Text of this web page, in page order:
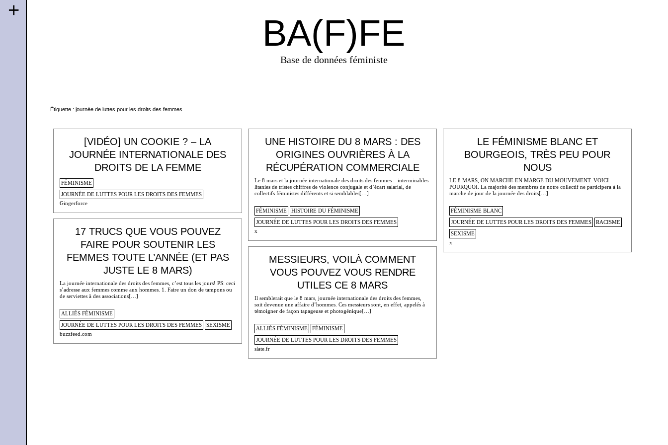
BA(F)FE
Base de données féministe
+
Étiquette : journée de luttes pour les droits des femmes
[VIDÉO] UN COOKIE ? – LA
JOURNÉE INTERNATIONALE DES
DROITS DE LA FEMME
FÉMINISME
JOURNÉE DE LUTTES POUR LES DROITS DES FEMMES
Gingerforce
UNE HISTOIRE DU 8 MARS : DES
ORIGINES OUVRIÈRES À LA
RÉCUPÉRATION COMMERCIALE
Le 8 mars et la journée internationale des droits des femmes : interminables
litanies de tristes chiffres de violence conjugale et d’écart salarial, de
collectifs féministes différents et si semblables[…]
FÉMINISME
HISTOIRE DU FÉMINISME
JOURNÉE DE LUTTES POUR LES DROITS DES FEMMES
x
LE FÉMINISME BLANC ET
BOURGEOIS, TRÈS PEU POUR
NOUS
LE 8 MARS, ON MARCHE EN MARGE DU MOUVEMENT. VOICI
POURQUOI. La majorité des membres de notre collectif ne participera à la
marche de jour de la journée des droits[…]
FÉMINISME BLANC
JOURNÉE DE LUTTES POUR LES DROITS DES FEMMES
RACISME
SEXISME
x
17 TRUCS QUE VOUS POUVEZ
FAIRE POUR SOUTENIR LES
FEMMES TOUTE L’ANNÉE (ET PAS
JUSTE LE 8 MARS)
La journée internationale des droits des femmes, c’est tous les jours! PS: ceci
s’adresse aux femmes comme aux hommes. 1. Faire un don de tampons ou
de serviettes à des associations[…]
ALLIÉS FÉMINISME
JOURNÉE DE LUTTES POUR LES DROITS DES FEMMES
SEXISME
buzzfeed.com
MESSIEURS, VOILÀ COMMENT
VOUS POUVEZ VOUS RENDRE
UTILES CE 8 MARS
Il semblerait que le 8 mars, journée internationale des droits des femmes,
soit devenue une affaire d’hommes. Ces messieurs sont, en effet, appelés à
témoigner de façon tapageuse et photogénique[…]
ALLIÉS FÉMINISME
FÉMINISME
JOURNÉE DE LUTTES POUR LES DROITS DES FEMMES
slate.fr